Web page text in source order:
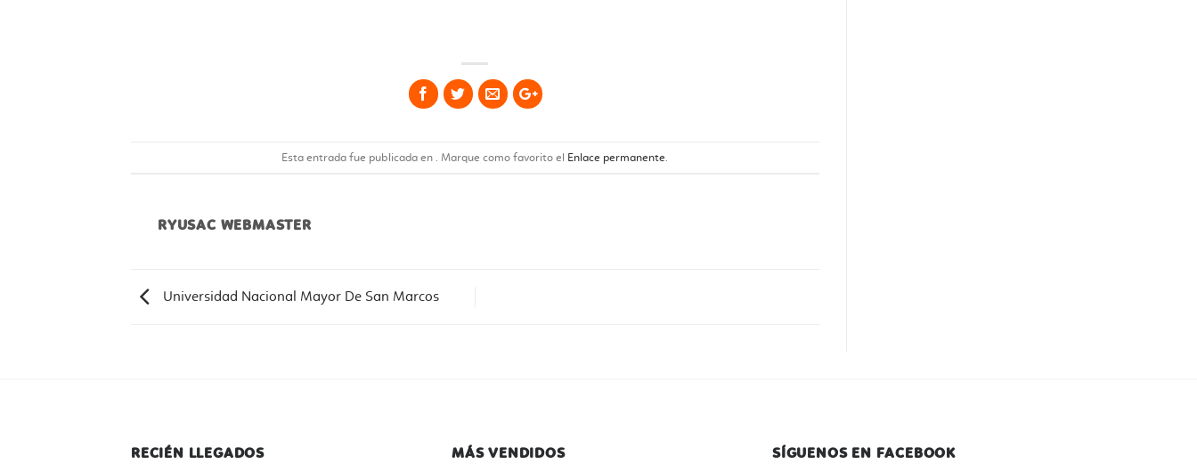
Esta entrada fue publicada en . Marque como favorito el Enlace permanente
RYUSAC WEBMASTER
Universidad Nacional Mayor De San Marcos
RECIÉN LLEGADOS MÁS VENDIDOS SÍGUENOS EN FACEBOOK